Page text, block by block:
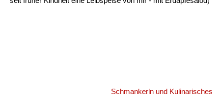
Schmankerln und Kulinarisches